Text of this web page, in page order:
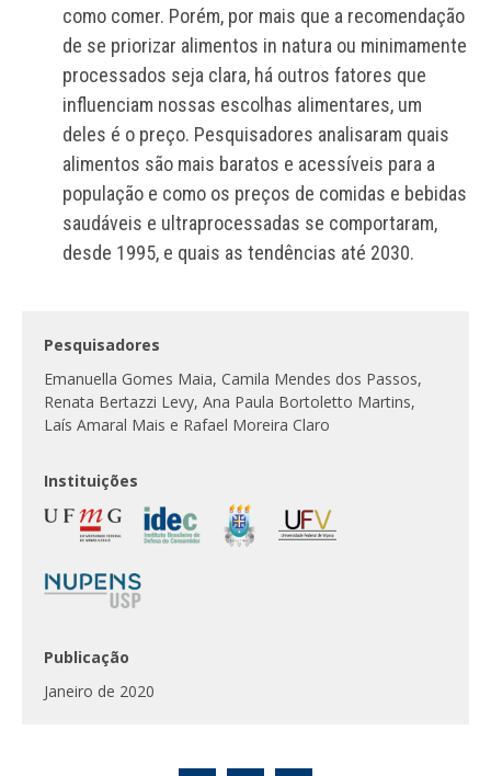
como comer. Porém, por mais que a recomendação
de se priorizar alimentos in natura ou minimamente
processados seja clara, há outros fatores que
influenciam nossas escolhas alimentares, um
deles é o preço. Pesquisadores analisaram quais
alimentos são mais baratos e acessíveis para a
população e como os preços de comidas e bebidas
saudáveis e ultraprocessadas se comportaram,
desde 1995, e quais as tendências até 2030.
Pesquisadores
Emanuella Gomes Maia, Camila Mendes dos Passos,
Renata Bertazzi Levy, Ana Paula Bortoletto Martins,
Laís Amaral Mais e Rafael Moreira Claro
Instituições
Publicação
Janeiro de 2020